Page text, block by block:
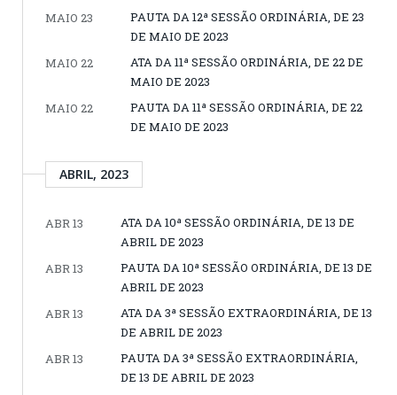
MAIO 23
PAUTA DA 12ª SESSÃO ORDINÁRIA, DE 23
DE MAIO DE 2023
MAIO 22
ATA DA 11ª SESSÃO ORDINÁRIA, DE 22 DE
MAIO DE 2023
MAIO 22
PAUTA DA 11ª SESSÃO ORDINÁRIA, DE 22
DE MAIO DE 2023
ABRIL, 2023
ABR 13
ATA DA 10ª SESSÃO ORDINÁRIA, DE 13 DE
ABRIL DE 2023
ABR 13
PAUTA DA 10ª SESSÃO ORDINÁRIA, DE 13 DE
ABRIL DE 2023
ABR 13
ATA DA 3ª SESSÃO EXTRAORDINÁRIA, DE 13
DE ABRIL DE 2023
ABR 13
PAUTA DA 3ª SESSÃO EXTRAORDINÁRIA,
DE 13 DE ABRIL DE 2023